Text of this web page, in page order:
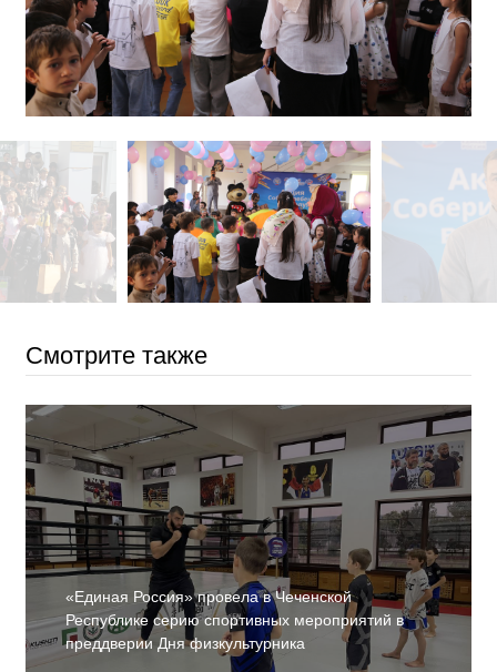
Смотрите также
«Единая Россия» провела в Чеченской
Республике серию спортивных мероприятий в
преддверии Дня физкультурника